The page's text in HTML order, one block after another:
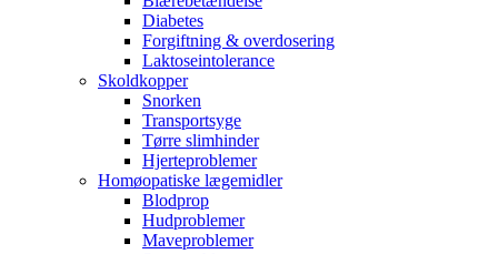
Diabetes
Forgiftning & overdosering
Laktoseintolerance
Skoldkopper
Snorken
Transportsyge
Tørre slimhinder
Hjerteproblemer
Homøopatiske lægemidler
Blodprop
Hudproblemer
Maveproblemer